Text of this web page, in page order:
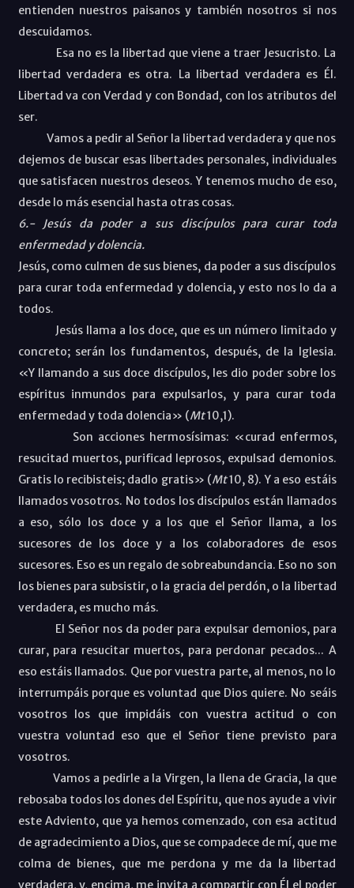
entienden nuestros paisanos y también nosotros si nos
descuidamos.
Esa no es la libertad que viene a traer Jesucristo. La
libertad verdadera es otra. La libertad verdadera es Él.
Libertad va con Verdad y con Bondad, con los atributos del
ser.
Vamos a pedir al Señor la libertad verdadera y que nos
dejemos de buscar esas libertades personales, individuales
que satisfacen nuestros deseos. Y tenemos mucho de eso,
desde lo más esencial hasta otras cosas.
6.- Jesús da poder a sus discípulos para curar toda
enfermedad y dolencia.
Jesús, como culmen de sus bienes, da poder a sus discípulos
para curar toda enfermedad y dolencia, y esto nos lo da a
todos.
Jesús llama a los doce, que es un número limitado y
concreto; serán los fundamentos, después, de la Iglesia.
«Y llamando a sus doce discípulos, les dio poder sobre los
espíritus inmundos para expulsarlos, y para curar toda
enfermedad y toda dolencia» (Mt10,1).
Son acciones hermosísimas: «curad enfermos,
resucitad muertos, purificad leprosos, expulsad demonios.
Gratis lo recibisteis; dadlo gratis» (Mt10, 8). Y a eso estáis
llamados vosotros. No todos los discípulos están llamados
a eso, sólo los doce y a los que el Señor llama, a los
sucesores de los doce y a los colaboradores de esos
sucesores. Eso es un regalo de sobreabundancia. Eso no son
los bienes para subsistir, o la gracia del perdón, o la libertad
verdadera, es mucho más.
El Señor nos da poder para expulsar demonios, para
curar, para resucitar muertos, para perdonar pecados... A
eso estáis llamados. Que por vuestra parte, al menos, no lo
interrumpáis porque es voluntad que Dios quiere. No seáis
vosotros los que impidáis con vuestra actitud o con
vuestra voluntad eso que el Señor tiene previsto para
vosotros.
Vamos a pedirle a la Virgen, la llena de Gracia, la que
rebosaba todos los dones del Espíritu, que nos ayude a vivir
este Adviento, que ya hemos comenzado, con esa actitud
de agradecimiento a Dios, que se compadece de mí, que me
colma de bienes, que me perdona y me da la libertad
verdadera, y, encima, me invita a compartir con Él el poder